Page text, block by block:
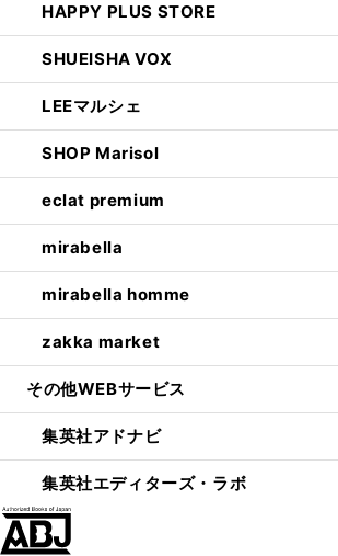
HAPPY PLUS STORE
SHUEISHA VOX
LEEマルシェ
SHOP Marisol
eclat premium
mirabella
mirabella homme
zakka market
その他WEBサービス
集英社アドナビ
集英社エディターズ・ラボ